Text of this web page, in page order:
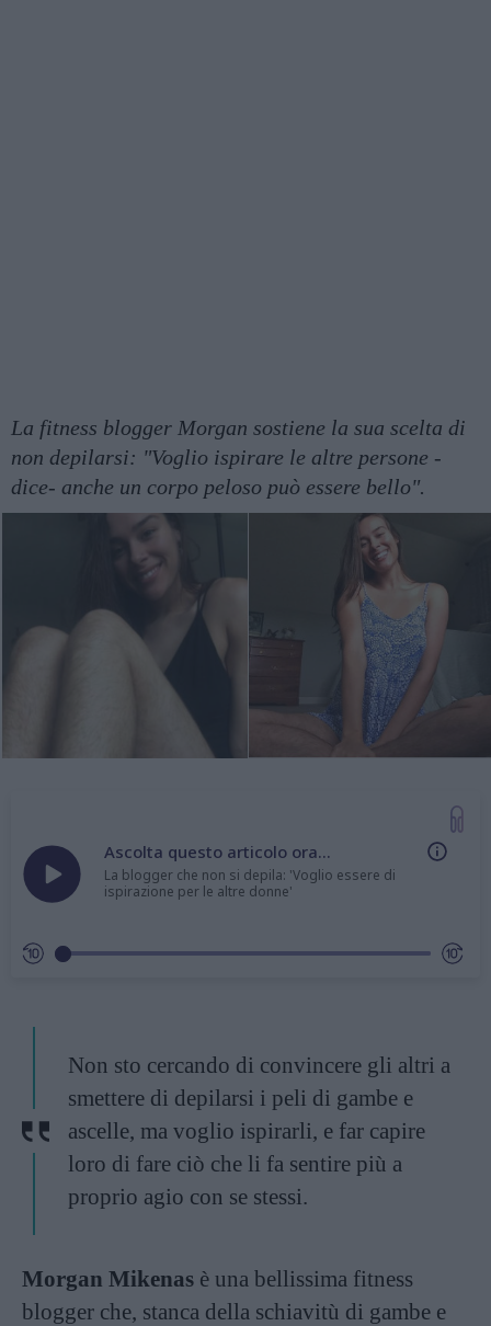
La fitness blogger Morgan sostiene la sua scelta di
non depilarsi: "Voglio ispirare le altre persone -
dice- anche un corpo peloso può essere bello".
Ascolta questo articolo ora...
La blogger che non si depila: 'Voglio essere di
ispirazione per le altre donne'
Non sto cercando di convincere gli altri a
smettere di depilarsi i peli di gambe e
ascelle, ma voglio ispirarli, e far capire
loro di fare ciò che li fa sentire più a
proprio agio con se stessi.
Morgan Mikenas è una bellissima fitness
blogger che, stanca della schiavitù di gambe e